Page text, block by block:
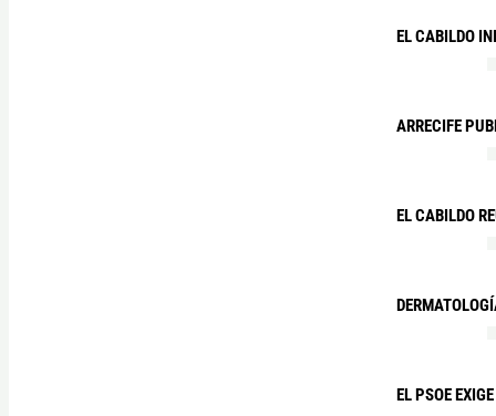
EL CABILDO
ARRECIFE
EL CABILDO
EL PSOE